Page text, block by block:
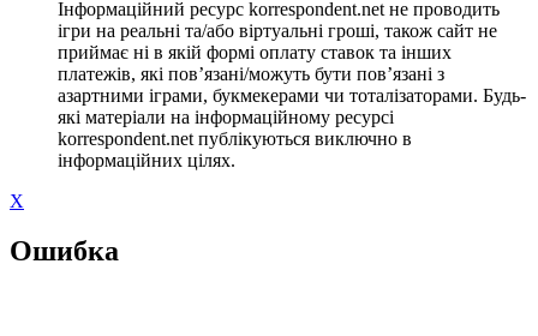
Інформаційний ресурс korrespondent.net не проводить
ігри на реальні та/або віртуальні гроші, також сайт не
приймає ні в якій формі оплату ставок та інших
платежів, які пов’язані/можуть бути пов’язані з
азартними іграми, букмекерами чи тоталізаторами. Будь-
які матеріали на інформаційному ресурсі
korrespondent.net публікуються виключно в
інформаційних цілях.
X
Ошибка